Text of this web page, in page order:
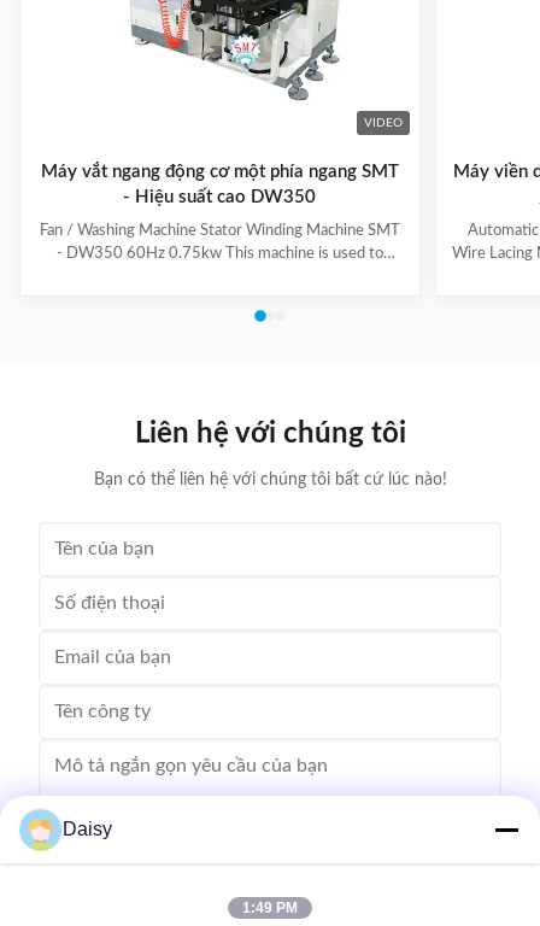
VIDEO
Máy vắt ngang động cơ một phía ngang SMT
- Hiệu suất cao DW350
Fan / Washing Machine Stator Winding Machine SMT
- DW350 60Hz 0.75kw This machine is used to
the necessary data. With easy and convenient tooling
motor.Horizontal Winding Inserting
Máy viền
Automatic
Wire Lacing
Liên hệ với chúng tôi
Bạn có thể liên hệ với chúng tôi bất cứ lúc nào!
Gửi
Daisy
1:49 PM